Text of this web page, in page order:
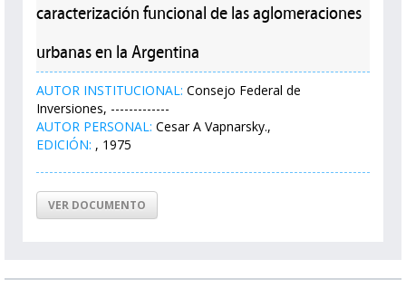
caracterización funcional de las aglomeraciones
urbanas en la Argentina
AUTOR INSTITUCIONAL: Consejo Federal de
Inversiones, -------------
AUTOR PERSONAL: Cesar A Vapnarsky.,
EDICIÓN: , 1975
VER DOCUMENTO